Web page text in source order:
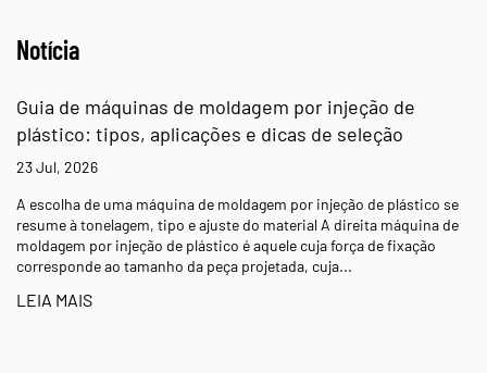
Notícia
Guia de máquinas de moldagem por injeção de
plástico: tipos, aplicações e dicas de seleção
23 Jul, 2026
A escolha de uma máquina de moldagem por injeção de plástico se
resume à tonelagem, tipo e ajuste do material A direita máquina de
moldagem por injeção de plástico é aquele cuja força de fixação
corresponde ao tamanho da peça projetada, cuja...
LEIA MAIS